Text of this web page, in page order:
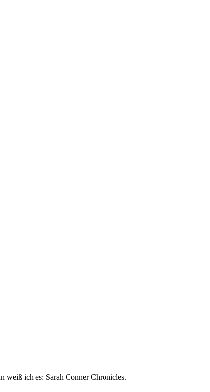
weiß ich es: Sarah Conner Chronicles.